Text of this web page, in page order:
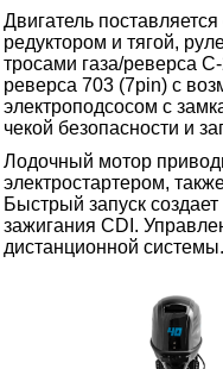
Двигатель
редуктором и тягой,
тросами газа/реверса
реверса 703 (7pin) с
электроподсосом с
чекой безопасности и
Лодочный мотор
электростартером,
Быстрый запуск
зажигания CDI.
дистанционной системы.